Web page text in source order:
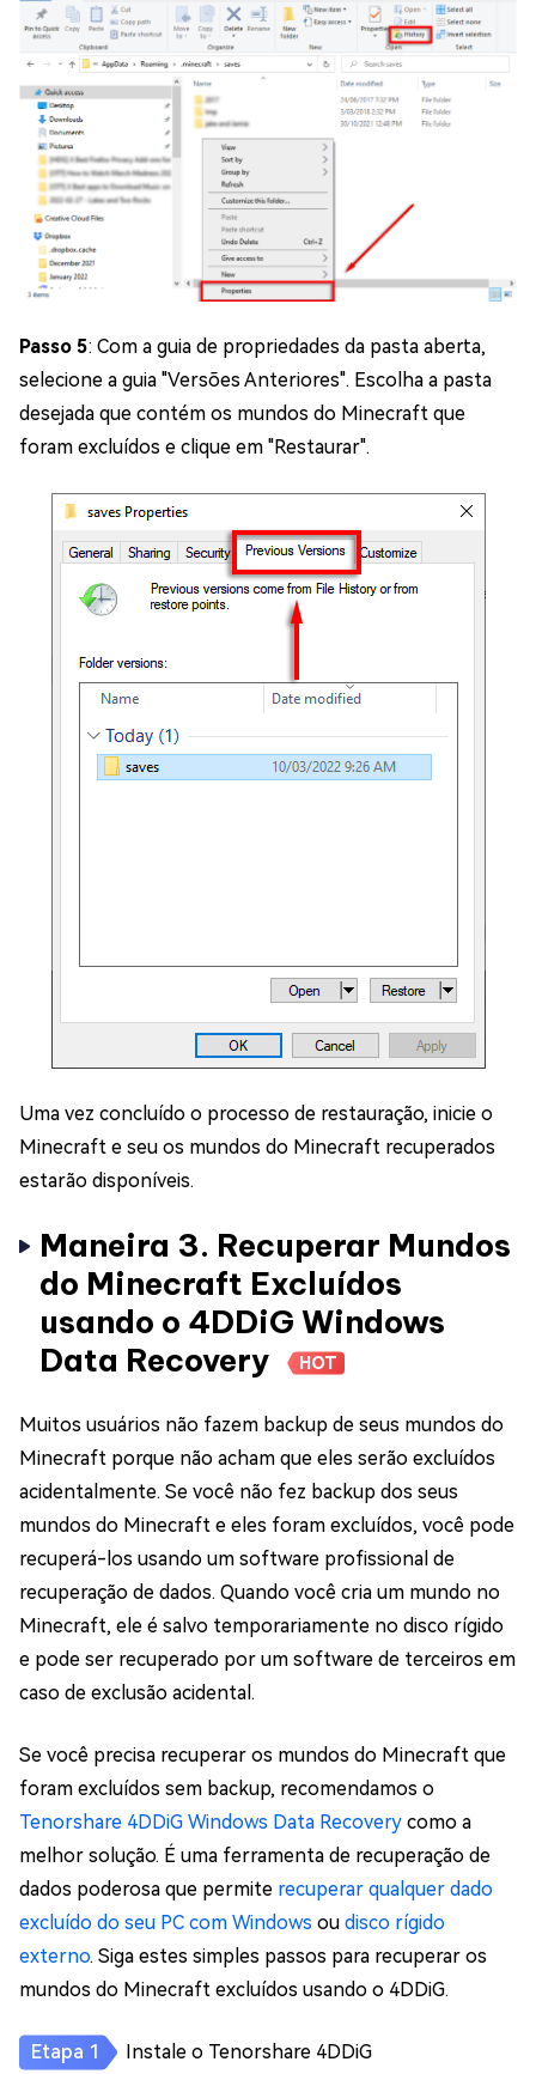
Passo 5: Com a guia de propriedades da pasta aberta,
selecione a guia "Versões Anteriores". Escolha a pasta
desejada que contém os mundos do Minecraft que
foram excluídos e clique em "Restaurar".
Uma vez concluído o processo de restauração, inicie o
Minecraft e seu os mundos do Minecraft recuperados
estarão disponíveis.
Maneira 3. Recuperar Mundos
do Minecraft Excluídos
usando o 4DDiG Windows
Data Recovery
HOT
Muitos usuários não fazem backup de seus mundos do
Minecraft porque não acham que eles serão excluídos
acidentalmente. Se você não fez backup dos seus
mundos do Minecraft e eles foram excluídos, você pode
recuperá-los usando um software profissional de
recuperação de dados. Quando você cria um mundo no
Minecraft, ele é salvo temporariamente no disco rígido
e pode ser recuperado por um software de terceiros em
caso de exclusão acidental.
Se você precisa recuperar os mundos do Minecraft que
foram excluídos sem backup, recomendamos o
Tenorshare 4DDiG Windows Data Recovery como a
melhor solução. É uma ferramenta de recuperação de
dados poderosa que permite recuperar qualquer dado
excluído do seu PC com Windows ou disco rígido
externo. Siga estes simples passos para recuperar os
mundos do Minecraft excluídos usando o 4DDiG.
Instale o Tenorshare 4DDiG